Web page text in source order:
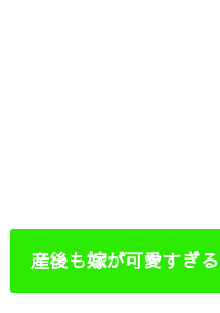
産後も嫁が可愛すぎる